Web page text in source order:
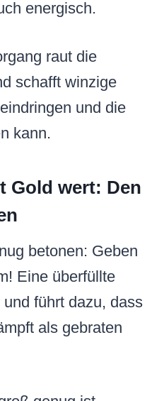
energisch.
raut die
schafft winzige
und die
kann.
Gold wert: Den
betonen: Geben
Eine überfüllte
führt dazu, dass
als gebraten